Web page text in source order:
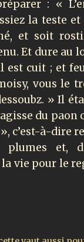
: «
la teste et
et soit
Et dure au
est cuit ; et
vous le
» Il
du
c’est-à-dire
plumes et,
vie pour le